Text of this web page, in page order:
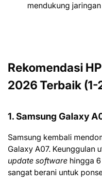
mendukung
Rekomendasi
2026 Terbaik (1-
1. Samsung Galaxy
Samsung kembali
Galaxy A07. Keunggulan
update software hingga
sangat berani untuk